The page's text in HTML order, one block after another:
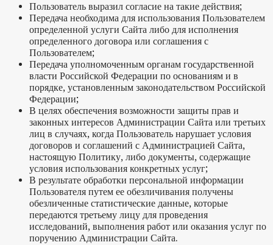
Пользователь выразил согласие на такие действия;
Передача необходима для использования Пользователем
определенной услуги Сайта либо для исполнения
определенного договора или соглашения с
Пользователем;
Передача уполномоченным органам государственной
власти Российской Федерации по основаниям и в
порядке, установленным законодательством Российской
Федерации;
В целях обеспечения возможности защиты прав и
законных интересов Администрации Сайта или третьих
лиц в случаях, когда Пользователь нарушает условия
договоров и соглашений с Администрацией Сайта,
настоящую Политику, либо документы, содержащие
условия использования конкретных услуг;
В результате обработки персональной информации
Пользователя путем ее обезличивания получены
обезличенные статистические данные, которые
передаются третьему лицу для проведения
исследований, выполнения работ или оказания услуг по
поручению Администрации Сайта.